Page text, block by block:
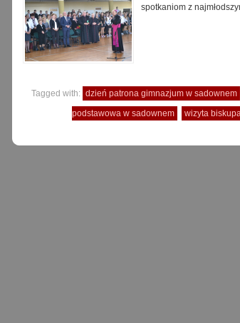
spotkaniom z
Tagged with: dzień patrona gimnazjum w sadownem
podstawowa w sadownem
wizyta